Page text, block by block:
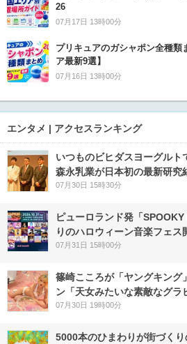
26
07月17日 13時00分
プリキュアのガシャポン全種類
ア最新9選】
07月16日 13時00分
エンタメ | アクセスランキング
いつものビヒダスヨーグル
森永乳業が日本初の最新研究
07月30日 15時30分
ピューロランド発「
りのハロウィーン音楽フェス
07月31日 15時00分
篠崎こころが「ヤングキング
ン「天女みたいな素敵なグラ
07月30日 19時00分
5000本のひまわりが街づく